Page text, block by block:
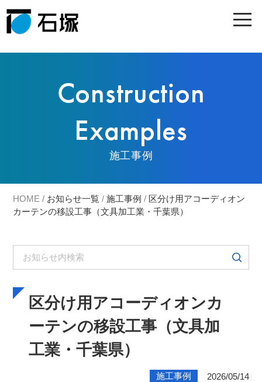
Construction
Examples
施工事例
HOME / お知らせ一覧 /施工事例 / 区分け用アコーディオン
カーテンの移設工事（文具加工業・千葉県）
区分け用アコーディオンカ
ーテンの移設工事（文具加
工業・千葉県）
施工事例 2026/05/14